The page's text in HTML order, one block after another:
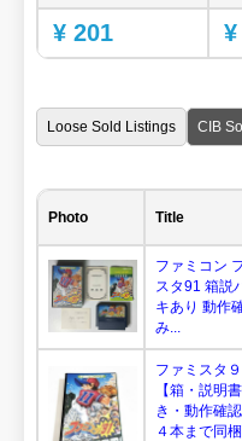
¥ 201 ¥
Loose Sold Listings CIB
Photo Title
ファミコン
スタ91 箱説
キあり 動作
み...
ファミスタ９
【箱・説明
き・動作確認
４本まで同